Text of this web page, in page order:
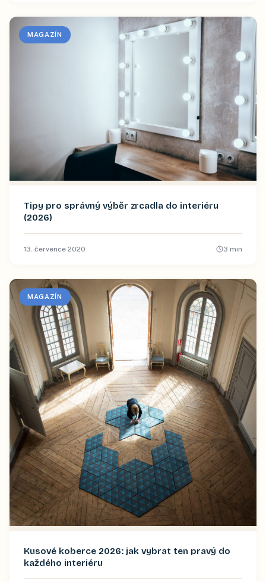
MAGAZÍN
Tipy pro správný výběr zrcadla do interiéru
(2026)
13. července 2020 3 min
MAGAZÍN
Kusové koberce 2026: jak vybrat ten pravý do
každého interiéru